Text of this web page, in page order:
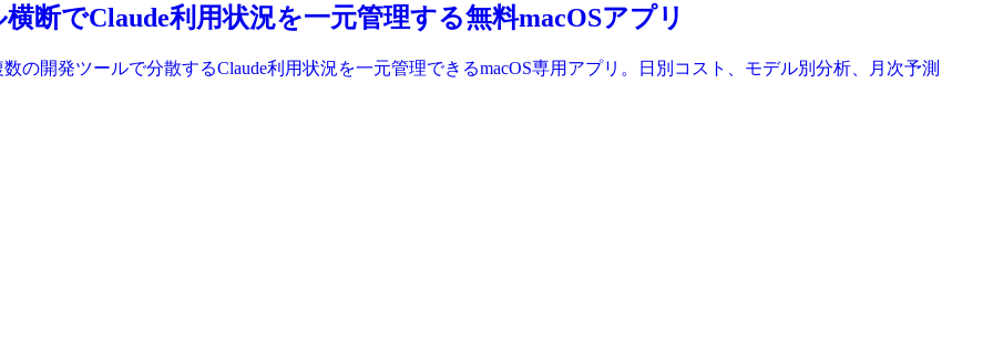
断でClaude利用状況を一元管理する無料macOSアプリ
数の開発ツールで分散するClaude利用状況を一元管理できるmacOS専用アプリ。日別コスト、モデル別分析、月次予測